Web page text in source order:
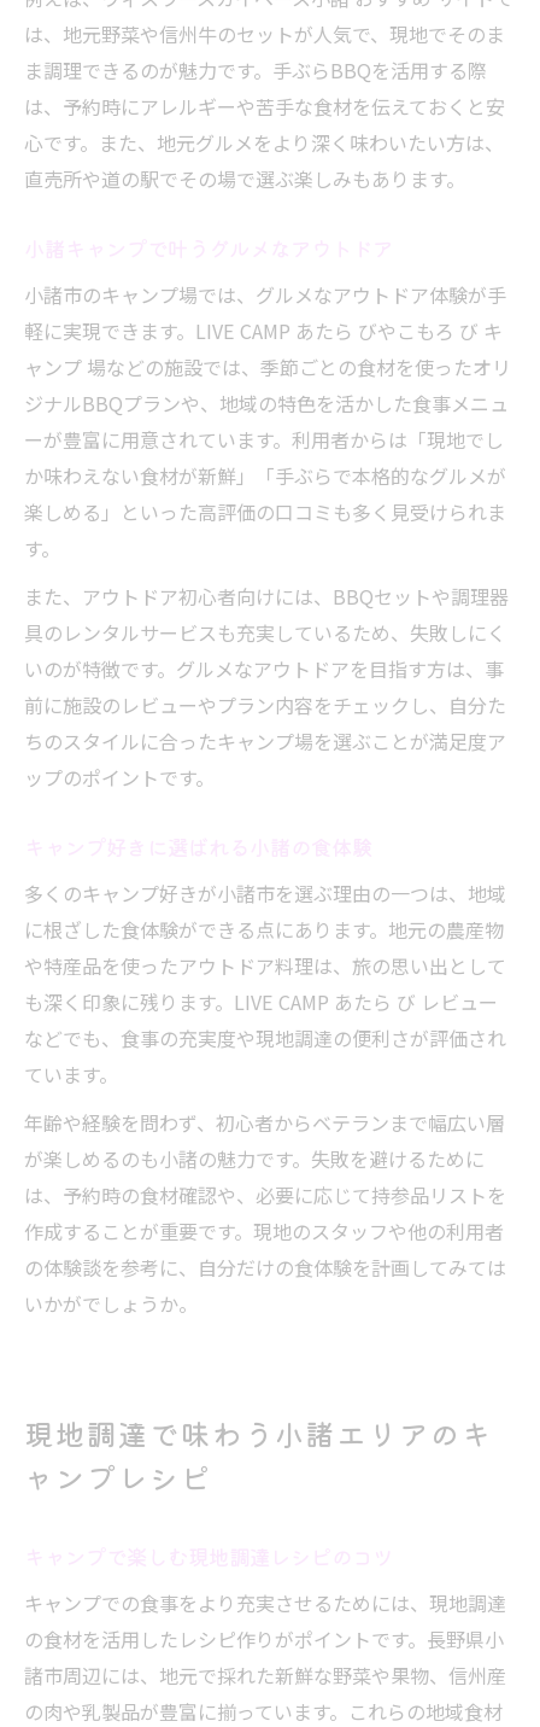
は、地元野菜や信州牛のセットが人気で、現地でそのま
ま調理できるのが魅力です。手ぶらBBQを活用する際
は、予約時にアレルギーや苦手な食材を伝えておくと安
心です。また、地元グルメをより深く味わいたい方は、
直売所や道の駅でその場で選ぶ楽しみもあります。
小諸市のキャンプ場では、グルメなアウトドア体験が手
軽に実現できます。LIVE CAMP あたら びやこもろ び キ
ャンプ 場などの施設では、季節ごとの食材を使ったオリ
ジナルBBQプランや、地域の特色を活かした食事メニュ
ーが豊富に用意されています。利用者からは「現地でし
か味わえない食材が新鮮」「手ぶらで本格的なグルメが
楽しめる」といった高評価の口コミも多く見受けられま
す。
また、アウトドア初心者向けには、BBQセットや調理器
具のレンタルサービスも充実しているため、失敗しにく
いのが特徴です。グルメなアウトドアを目指す方は、事
前に施設のレビューやプラン内容をチェックし、自分た
ちのスタイルに合ったキャンプ場を選ぶことが満足度ア
ップのポイントです。
多くのキャンプ好きが小諸市を選ぶ理由の一つは、地域
に根ざした食体験ができる点にあります。地元の農産物
や特産品を使ったアウトドア料理は、旅の思い出として
も深く印象に残ります。LIVE CAMP あたら び レビュー
などでも、食事の充実度や現地調達の便利さが評価され
ています。
年齢や経験を問わず、初心者からベテランまで幅広い層
が楽しめるのも小諸の魅力です。失敗を避けるために
は、予約時の食材確認や、必要に応じて持参品リストを
作成することが重要です。現地のスタッフや他の利用者
の体験談を参考に、自分だけの食体験を計画してみては
いかがでしょうか。
現地調達で味わう小諸エリアのキ
ャンプレシピ
キャンプでの食事をより充実させるためには、現地調達
の食材を活用したレシピ作りがポイントです。長野県小
諸市周辺には、地元で採れた新鮮な野菜や果物、信州産
の肉や乳製品が豊富に揃っています。これらの地域食材